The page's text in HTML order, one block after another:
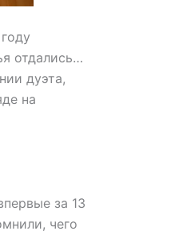
отдались…
дуэта,
на
за 13
чего